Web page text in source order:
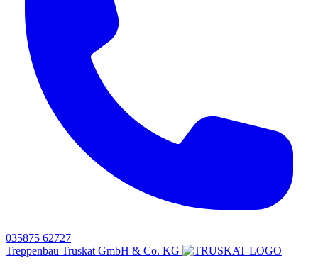
035875 62727
Treppenbau Truskat GmbH & Co. KG